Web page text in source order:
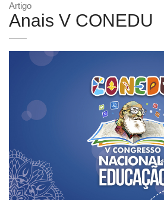
Artigo
Anais V CONEDU